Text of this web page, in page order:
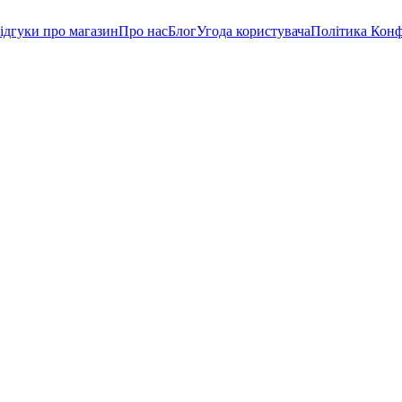
про магазинПро насБлогУгода користувачаПолітика